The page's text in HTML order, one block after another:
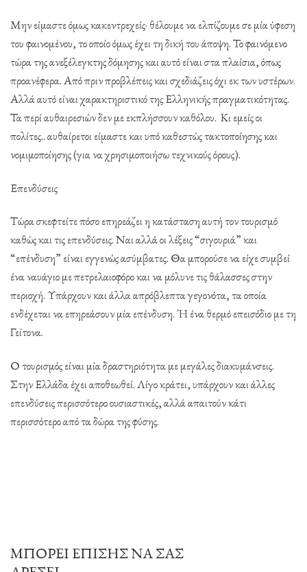
Μην είμαστε όμως κακεντρεχείς· θέλουμε να ελπίζουμε σε μία ύφεση
του φαινομένου, το οποίο όμως έχει τη δική του άποψη. Το φαινόμενο
τώρα της ανεξέλεγκτης δόμησης και αυτό είναι στα πλαίσια, όπως
προανέφερα. Από πριν προβλέπεις και σχεδιάζεις όχι εκ των υστέρων.
Αλλά αυτό είναι χαρακτηριστικό της Ελληνικής πραγματικότητας.
Τα περί αυθαιρεσιών δεν με εκπλήσσουν καθόλου. Κι εμείς οι
πολίτες.. αυθαίρετοι είμαστε και υπό καθεστώς τακτοποίησης και
νομιμοποίησης (για να χρησιμοποιήσω τεχνικούς όρους).
Επενδύσεις
Τώρα σκεφτείτε πόσο επηρεάζει η κατάσταση αυτή τον τουρισμό
καθώς και τις επενδύσεις. Ναι αλλά οι λέξεις “σιγουριά” και
“επένδυση” είναι εγγενώς ασύμβατες. Θα μπορούσε να είχε συμβεί
ένα ναυάγιο με πετρελαιοφόρο και να μόλυνε τις θάλασσες στην
περιοχή. Υπάρχουν και άλλα απρόβλεπτα γεγονότα, τα οποία
ενδέχεται να επηρεάσουν μία επένδυση. Ή ένα θερμό επεισόδιο με τη
Γείτονα.
Ο τουρισμός είναι μία δραστηριότητα με μεγάλες διακυμάνσεις.
Στην Ελλάδα έχει αποθεωθεί. Λίγο κράτει, υπάρχουν και άλλες
επενδύσεις περισσότερο ουσιαστικές, αλλά απαιτούν κάτι
περισσότερο από τα δώρα της φύσης.
ΜΠΟΡΕΊ ΕΠΊΣΗΣ ΝΑ ΣΑΣ